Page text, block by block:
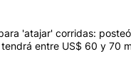
con el título "Milei, listo
'atajar' corridas:
entre US$ 60 y 70